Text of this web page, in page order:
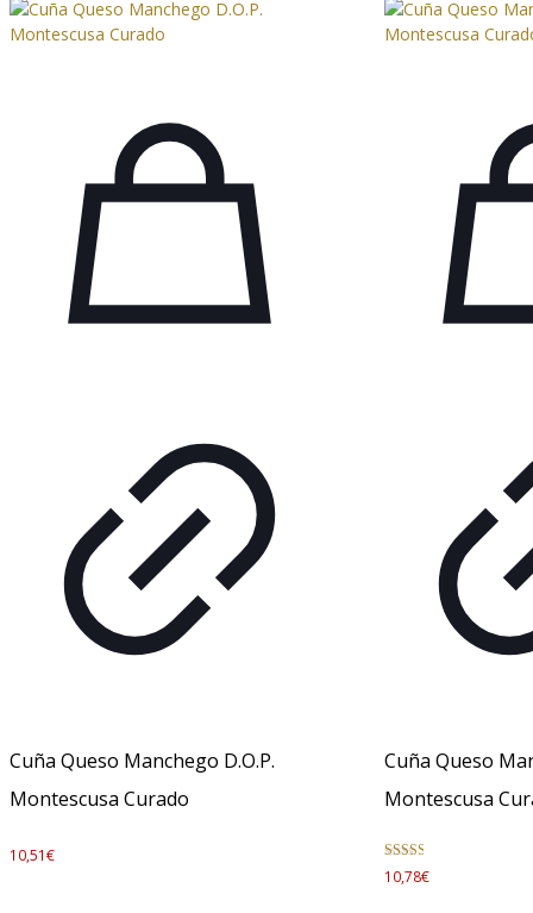
Cuña Queso Manchego D.O.P.
Montescusa Curado
10,51€
Cuña Queso
Montescusa
2.50
de 5
10,78€